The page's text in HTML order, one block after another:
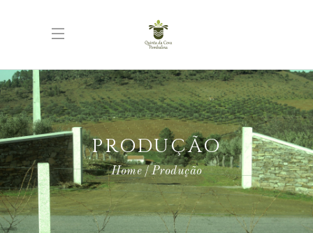
PRODUÇÃO
Home Produção